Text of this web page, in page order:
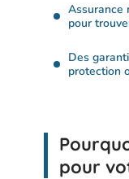
Assurance
pour
Des
protection
pour